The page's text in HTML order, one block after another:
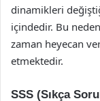
dinamikleri
içindedir. Bu
zaman heyecan
etmektedir.
SSS (Sıkça